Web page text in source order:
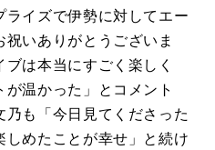
ライズで伊勢に対してエー
いありがとうございま
は本当にすごく楽しく
温かった」とコメント
乃も「今日見てくださった
しめたことが幸せ」と続け